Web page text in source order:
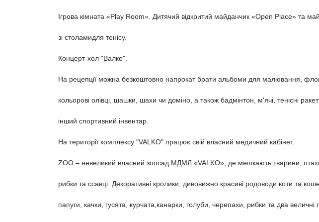
Ігрова кімната «Play Room». Дитячий відкритий майданчик «Open Place» та
зі столамидля тенісу.
Концерт-хол "Валко".
На рецепції можна безкоштовно напрокат брати альбоми для малювання,
кольорові олівці, шашки, шахи чи доміно, а також бадмінтон, м'ячі, тенісні
інший спортивний інвентар.
На території комплексу "VALKO" працює свій власний медичний кабінет.
ZOO – невеликий власний зоосад МДМЛ «VALKO», де мешкають тварини,
рибки та ссавці. Декоративні кролики, дивовижно красиві родоводи коти та
папуги, качки, гусята, курчата,канарки, голуби, черепахи, рибки та два величні